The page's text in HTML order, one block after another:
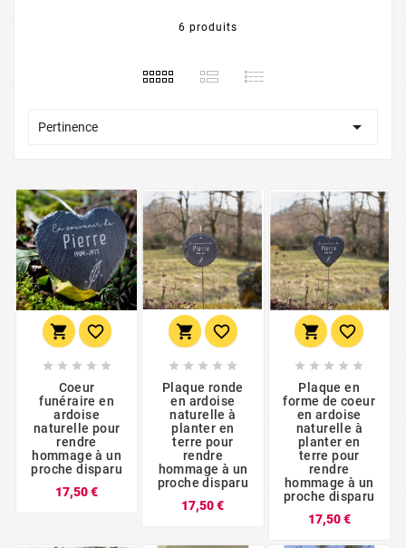
6 produits
Pertinence 
 
    
Coeur
funéraire en
ardoise
naturelle pour
rendre
hommage à un
proche disparu
17,50 €Prix
 
    
Plaque ronde
en ardoise
naturelle à
planter en
terre pour
rendre
hommage à un
proche disparu
17,50 €Prix
 
    
Plaque en
forme de coeur
en ardoise
naturelle à
planter en
terre pour
rendre
hommage à un
proche disparu
17,50 €Prix